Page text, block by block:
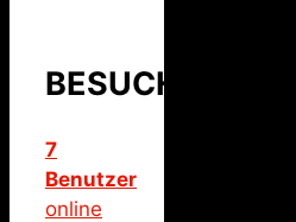
BESUCHER
7
Benutzer
online